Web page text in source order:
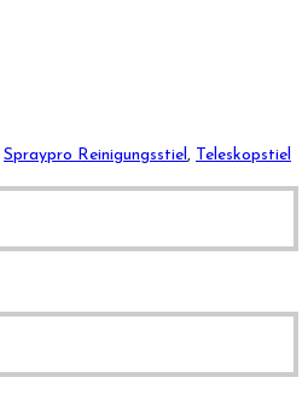
Spraypro Reinigungsstiel, Teleskopstiel